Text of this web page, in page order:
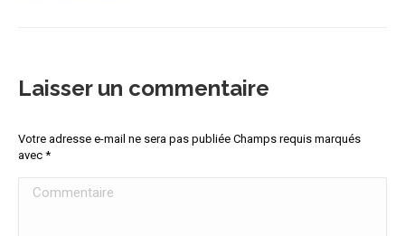
Laisser un commentaire
Votre adresse e-mail ne sera pas publiée Champs requis marqués
avec *
Commentaire